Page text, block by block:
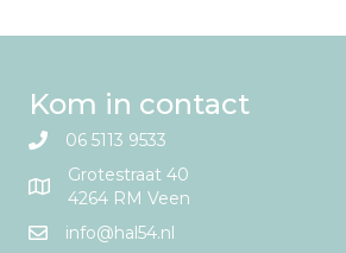
Kom in contact
06 5113 9533
Grotestraat 40
4264 RM Veen
info@hal54.nl